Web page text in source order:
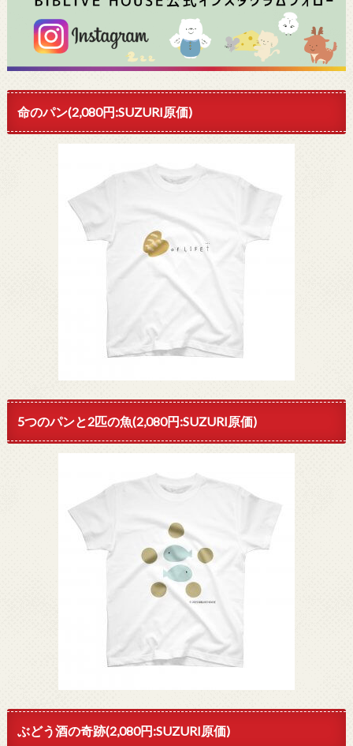
命のパン(2,080円:SUZURI原価)
5つのパンと2匹の魚(2,080円:SUZURI原価)
ぶどう酒の奇跡(2,080円:SUZURI原価)